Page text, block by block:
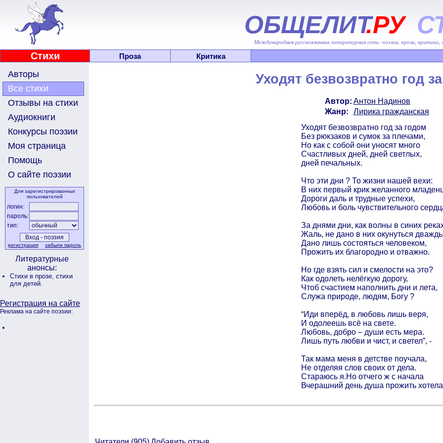
ОБЩЕЛИТ.РУ
Международная русскоязычная литературная сеть: поэзия, проза, критика,
Стихи Проза Критика
Авторы
Все стихи
Отзывы на стихи
Аудиокниги
Конкурсы поэзии
Моя страница
Помощь
О сайте поэзии
Для зарегистрированных
пользователей
логин:
пароль:
тип:
регистрация забыли пароль
Литературные
анонсы:
Стихи в прозе, стихи
для детей.
Регистрация на сайте
Реклама на сайте поэзии:
Уходят безвозвратно год
Автор: Антон Надинов
Жанр:
Лирика гражданская
Уходят безвозвратно год за годом
Без рюкзаков и сумок за плечами,
Но как с собой они уносят много
Счастливых дней, дней светлых,
дней печальных.
Что эти дни ? То жизни нашей вехи:
В них первый крик желанного
Дороги даль и трудные успехи,
Любовь и боль чувствительного
За днями дни, как волны в синих
Жаль, не дано в них окунуться
Дано лишь состояться человеком,
Прожить их благородно и отважно.
Но где взять сил и смелости на это?
Как одолеть нелёгкую дорогу,
Чтоб счастием наполнить дни и лета,
Служа природе, людям, Богу ?
“Иди вперёд, в любовь лишь веря,
И одолеешь всё на свете.
Любовь, добро – души есть мера.
Лишь путь любви и чист, и светел”, -
Так мама меня в детстве поучала,
Не отделяя слов своих от дела.
Стараюсь я.Но отчего ж с начала
Вчерашний день душа прожить